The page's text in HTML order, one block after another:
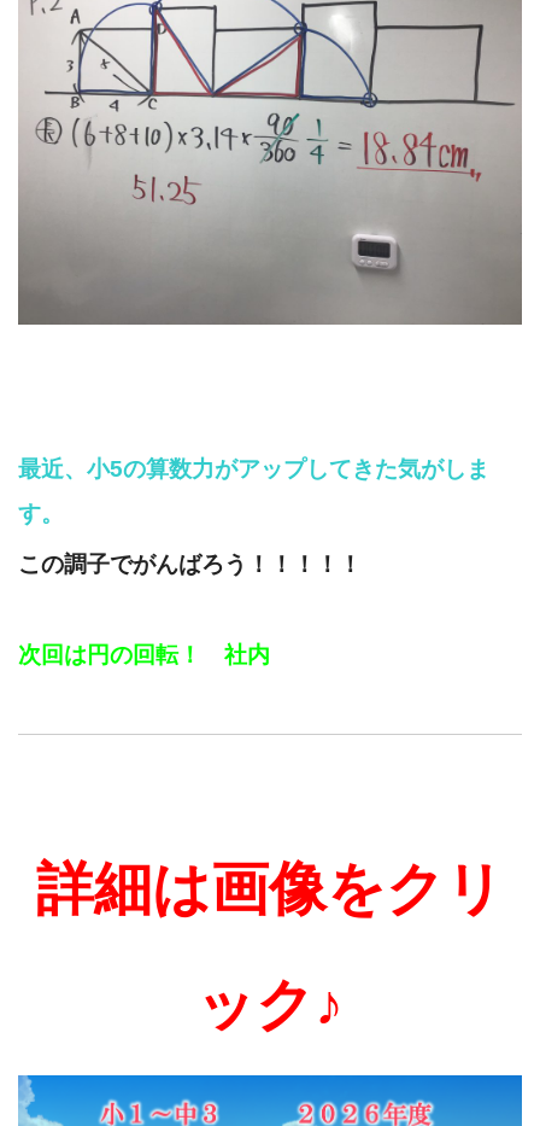
最近、小5の算数力がアップしてきた気がしま
す。
この調子でがんばろう！！！！！
次回は円の回転！ 社内
詳細は画像をクリ
ック♪